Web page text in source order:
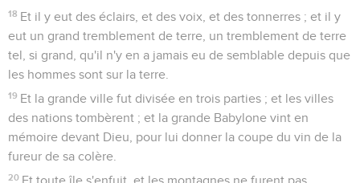
18 Et il y eut des éclairs, et des voix, et des tonnerres ; et il y
eut un grand tremblement de terre, un tremblement de terre
tel, si grand, qu'il n'y en a jamais eu de semblable depuis que
les hommes sont sur la terre.
19 Et la grande ville fut divisée en trois parties ; et les villes
des nations tombèrent ; et la grande Babylone vint en
mémoire devant Dieu, pour lui donner la coupe du vin de la
fureur de sa colère.
20 Et toute île s'enfuit, et les montagnes ne furent pas